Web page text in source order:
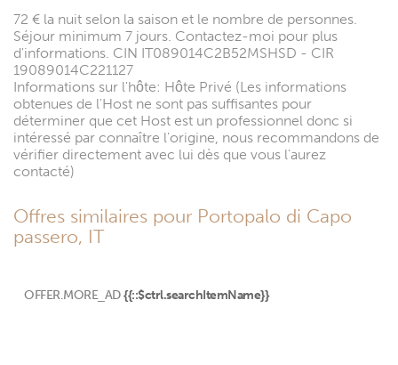
72 € la nuit selon la saison et le nombre de personnes.
Séjour minimum 7 jours. Contactez-moi pour plus
d'informations. CIN IT089014C2B52MSHSD - CIR
19089014C221127
Informations sur l'hôte: Hôte Privé (Les informations
obtenues de l'Host ne sont pas suffisantes pour
déterminer que cet Host est un professionnel donc si
intéressé par connaître l'origine, nous recommandons de
vérifier directement avec lui dès que vous l'aurez
contacté)
Offres similaires pour Portopalo di Capo
passero, IT
OFFER.MORE_AD {{::$ctrl.searchItemName}}